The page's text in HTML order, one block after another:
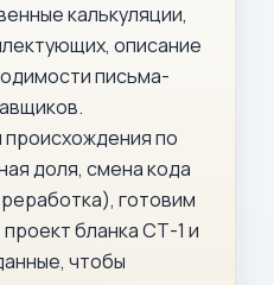
калькуляции,
описание
письма-
по
доля, смена кода
готовим
бланка СТ-1 и
чтобы